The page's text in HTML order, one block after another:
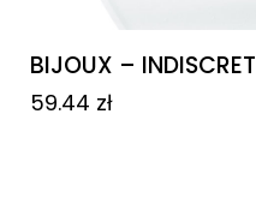
BIJOUX –
59.44 zł